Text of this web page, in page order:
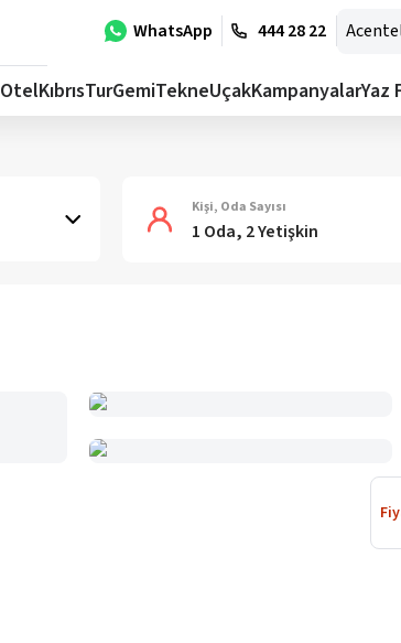
WhatsApp 444 28 22
OtelKıbrısTurGemiTekneUçakKampanyalarYaz
Kişi, Oda Sayısı
1 Oda, 2 Yetişkin